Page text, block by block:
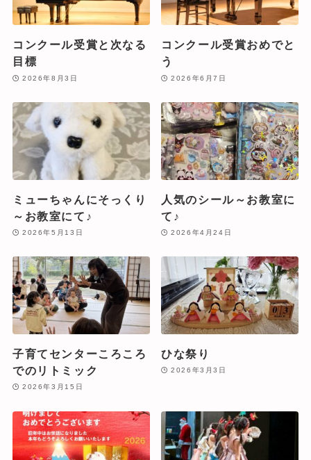
コンクール受賞と次なる
目標
2026年8月3日
コンクール受賞おめでと
う
2026年6月7日
ミューちゃんにそっくり
～お教室にて♪
2026年5月13日
人気のシール～お教室に
て♪
2026年4月24日
子育てセンターころころ
でのリトミック
2026年3月15日
ひな祭り
2026年3月3日